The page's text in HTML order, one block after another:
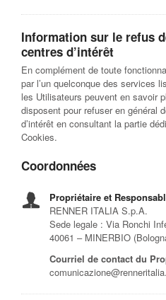
Information sur le refus
centres d’intérêt
En complément de toute
par l’un quelconque des services
les Utilisateurs peuvent en savoir
disposent pour refuser en général
d’intérêt en consultant la partie
Cookies.
Coordonnées
Propriétaire et
RENNER ITALIA S.p.A.
Sede legale : Via Ronchi
40061 – MINERBIO
Courriel de contact du